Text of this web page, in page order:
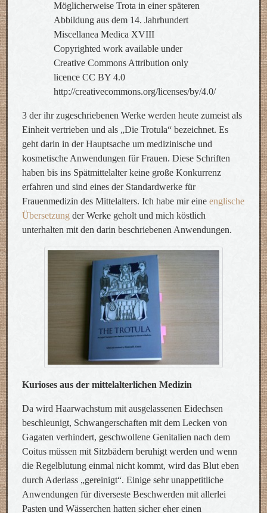
Möglicherweise Trota in einer späteren
Abbildung aus dem 14. Jahrhundert
Miscellanea Medica XVIII
Copyrighted work available under
Creative Commons Attribution only
licence CC BY 4.0
http://creativecommons.org/licenses/by/4.0/
3 der ihr zugeschriebenen Werke werden heute zumeist als
Einheit vertrieben und als „Die Trotula“ bezeichnet. Es
geht darin in der Hauptsache um medizinische und
kosmetische Anwendungen für Frauen. Diese Schriften
haben bis ins Spätmittelalter keine große Konkurrenz
erfahren und sind eines der Standardwerke für
Frauenmedizin des Mittelalters. Ich habe mir eine englische
Übersetzung der Werke geholt und mich köstlich
unterhalten mit den darin beschriebenen Anwendungen.
Kurioses aus der mittelalterlichen Medizin
Da wird Haarwachstum mit ausgelassenen Eidechsen
beschleunigt, Schwangerschaften mit dem Lecken von
Gagaten verhindert, geschwollene Genitalien nach dem
Coitus müssen mit Sitzbädern beruhigt werden und wenn
die Regelblutung einmal nicht kommt, wird das Blut eben
durch Aderlass „gereinigt“. Einige sehr unappetitliche
Anwendungen für diverseste Beschwerden mit allerlei
Pasten und Wässerchen hatten sicher eher einen